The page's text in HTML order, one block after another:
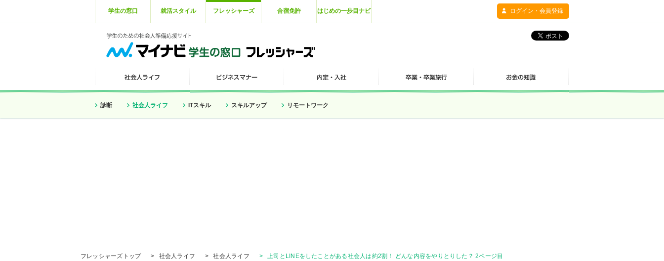
学生の窓口 就活スタイル フレッシャーズ 合宿免許 はじめの一歩目ナビ ログイン・会員登録
診断 社会人ライフ ITスキル スキルアップ リモートワーク
フレッシャーズトップ > 社会人ライフ > 社会人ライフ > 上司とLINEをしたことがある社会人は約2割！ どんな内容をやりとりした？ 2ページ目